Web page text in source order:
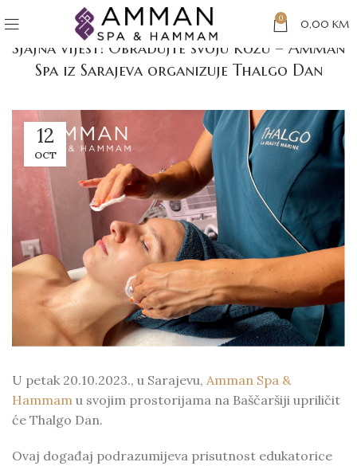
0 0,00 KM
BLOG BIH
Sjajna vijest! Obradujte svoju kožu – Amman
Spa iz Sarajeva organizuje Thalgo Dan
12
OCT
U petak 20.10.2023., u Sarajevu, Amman Spa &
Hammam u svojim prostorijama na Baščaršiji upriličit
će Thalgo Dan.
Ovaj događaj podrazumijeva prisutnost edukatorice